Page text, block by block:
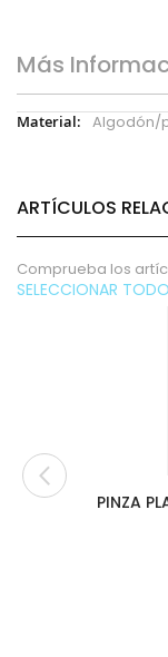
Más
Más
Algodón/
ARTÍCULOS
Comprueba los
SELECCIONAR TODO
PINZA